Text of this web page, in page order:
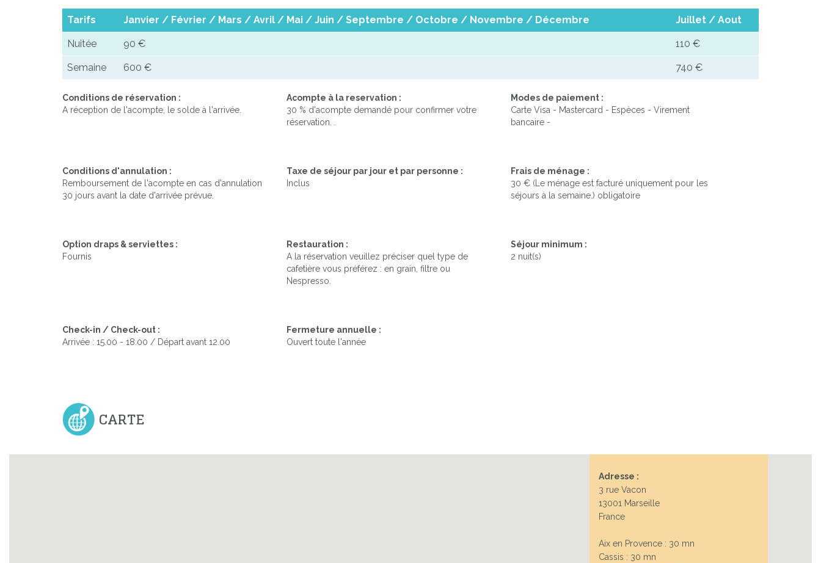
Tarifs Janvier / Février / Mars / Avril / Mai / Juin / Septembre / Octobre / Novembre / Décembre Juillet / Aout
Nuitée 90 € 110 €
Semaine 600 € 740 €
Conditions de réservation :
A réception de l'acompte, le solde à l'arrivée.
Acompte à la reservation :
30 % d'acompte demandé pour confirmer votre
réservation. .
Modes de paiement :
Carte Visa - Mastercard - Espèces - Virement
bancaire -
Conditions d'annulation :
Remboursement de l'acompte en cas d'annulation
30 jours avant la date d'arrivée prévue.
Taxe de séjour par jour et par personne :
Inclus
Frais de ménage :
30 € (Le ménage est facturé uniquement pour les
séjours à la semaine.) obligatoire
Option draps & serviettes :
Fournis
Restauration :
A la réservation veuillez préciser quel type de
cafetière vous préférez : en grain, filtre ou
Nespresso.
Séjour minimum :
2 nuit(s)
Check-in / Check-out :
Arrivée : 15.00 - 18.00 / Départ avant 12.00
Fermeture annuelle :
Ouvert toute l'année
CARTE
Adresse :
3 rue Vacon
13001 Marseille
France
Aix en Provence : 30 mn
Cassis : 30 mn